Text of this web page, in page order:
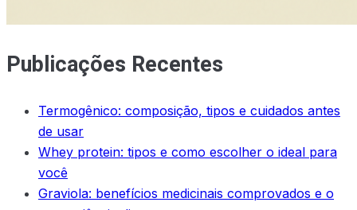
Publicações Recentes
Termogênico: composição, tipos e cuidados antes
de usar
Whey protein: tipos e como escolher o ideal para
você
Graviola: benefícios medicinais comprovados e o